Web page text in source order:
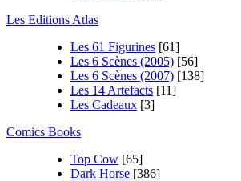
Les Editions Atlas
Les 61 Figurines [61]
Les 6 Scènes (2005) [56]
Les 6 Scènes (2007) [138]
Les 14 Artefacts [11]
Les Cadeaux [3]
Comics Books
Top Cow [65]
Dark Horse [386]